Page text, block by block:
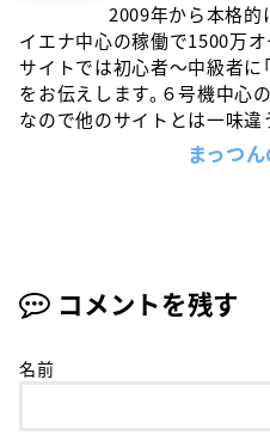
2009年から本格的
イエナ中心の稼働で1500万
サイトでは初心者〜中級者に
をお伝えします。６号機中心
なので他のサイトとは一味違
まっつ
コメントを残す
名前